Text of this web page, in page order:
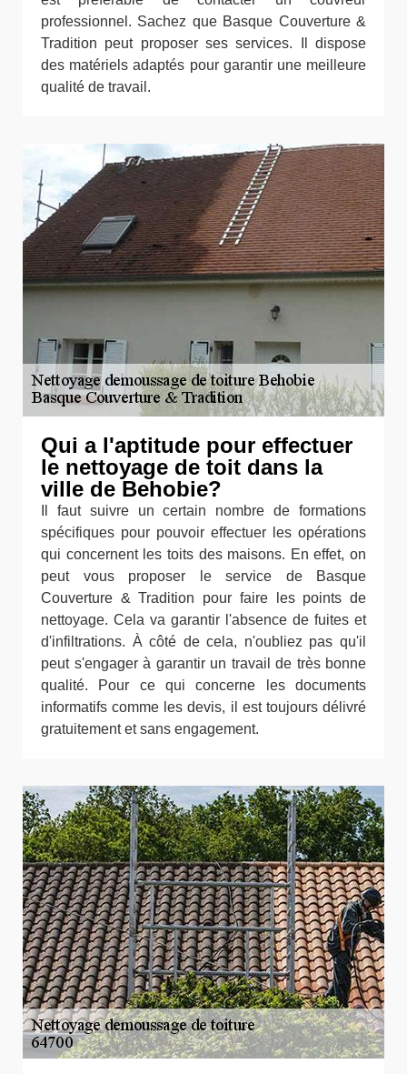
professionnel. Sachez que Basque Couverture &
Tradition peut proposer ses services. Il dispose
des matériels adaptés pour garantir une meilleure
qualité de travail.
Qui a l'aptitude pour effectuer
le nettoyage de toit dans la
ville de Behobie?
Il faut suivre un certain nombre de formations
spécifiques pour pouvoir effectuer les opérations
qui concernent les toits des maisons. En effet, on
peut vous proposer le service de Basque
Couverture & Tradition pour faire les points de
nettoyage. Cela va garantir l'absence de fuites et
d'infiltrations. À côté de cela, n'oubliez pas qu'il
peut s'engager à garantir un travail de très bonne
qualité. Pour ce qui concerne les documents
informatifs comme les devis, il est toujours délivré
gratuitement et sans engagement.